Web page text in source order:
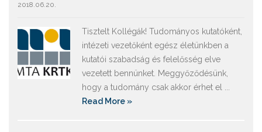
2018.06.20.
Tisztelt Kollégák! Tudományos kutatóként,
intézeti vezetőként egész életünkben a
kutatói szabadság és felelősség elve
vezetett bennünket. Meggyőződésünk,
hogy a tudomány csak akkor érhet el ...
Read More »